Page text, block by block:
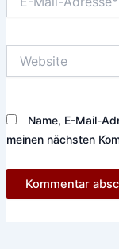
Mail-
Name, E-Mail-
meinen nächsten